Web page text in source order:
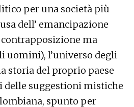
per una società più
dell’ emancipazione
ma
uomini), l’universo degli
storia del proprio paese
delle suggestioni mistiche
spunto per